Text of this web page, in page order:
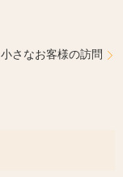
小さなお客様の訪問